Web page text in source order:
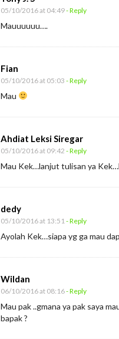
s
k
05/10/2016 at 04:49- Reply
Mauuuuuu….
Fian
05/10/2016 at 05:03 - Reply
Mau
Ahdiat Leksi Siregar
05/10/2016 at 09:42 - Reply
Mau Kek…lanjut tulisan ya
dedy
05/10/2016 at 13:51 - Reply
Ayolah Kek…siapa yg ga mau
Wildan
06/10/2016 at 08:16- Reply
Mau pak ..gmana ya pak saya
bapak ?